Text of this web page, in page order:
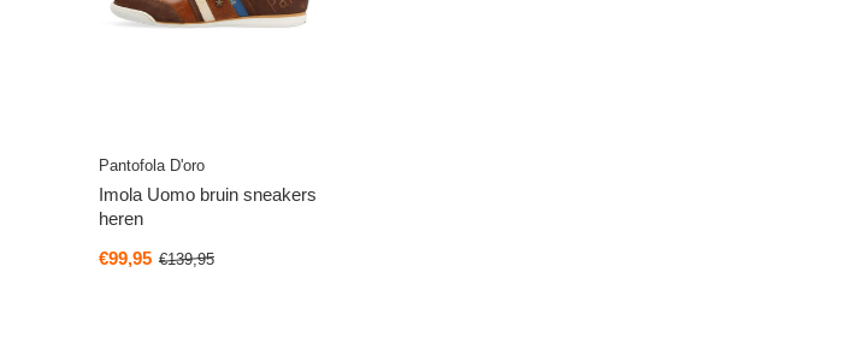
Pantofola D'oro
Imola Uomo bruin sneakers
heren
€99,95 €139,95